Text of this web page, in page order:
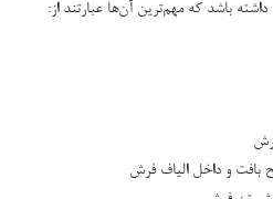
باشد که مهم‌ترین آن‌ها عبارتند از:
بافت و داخل الیاف فرش